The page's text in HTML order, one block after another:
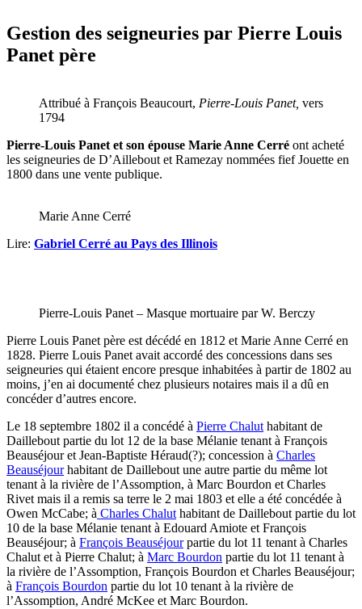
Gestion des seigneuries par Pierre Louis
Panet père
Attribué à François Beaucourt, Pierre-Louis Panet, vers
1794
Pierre-Louis Panet et son épouse Marie Anne Cerré ont acheté
les seigneuries de D’Aillebout et Ramezay nommées fief Jouette en
1800 dans une vente publique.
Marie Anne Cerré
Lire: Gabriel Cerré au Pays des Illinois
Pierre-Louis Panet – Masque mortuaire par W. Berczy
Pierre Louis Panet père est décédé en 1812 et Marie Anne Cerré en
1828. Pierre Louis Panet avait accordé des concessions dans ses
seigneuries qui étaient encore presque inhabitées à partir de 1802 au
moins, j’en ai documenté chez plusieurs notaires mais il a dû en
concéder d’autres encore.
Le 18 septembre 1802 il a concédé à Pierre Chaluthabitant de
Daillebout partie du lot 12 de la base Mélanie tenant à François
Beauséjour et Jean-Baptiste Héraud(?); concession à Charles
Beauséjourhabitant de Daillebout une autre partie du même lot
tenant à la rivière de l’Assomption, à Marc Bourdon et Charles
Rivet mais il a remis sa terre le 2 mai 1803 et elle a été concédée à
Owen McCabe; à Charles Chaluthabitant de Daillebout partie du lot
10 de la base Mélanie tenant à Edouard Amiote et François
Beauséjour; à François Beauséjourpartie du lot 11 tenant à Charles
Chalut et à Pierre Chalut; à Marc Bourdon partie du lot 11 tenant à
la rivière de l’Assomption, François Bourdon et Charles Beauséjour;
à François Bourdon partie du lot 10 tenant à la rivière de
l’Assomption, André McKee et Marc Bourdon.